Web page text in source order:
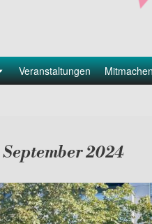
Veranstaltungen
September 2024